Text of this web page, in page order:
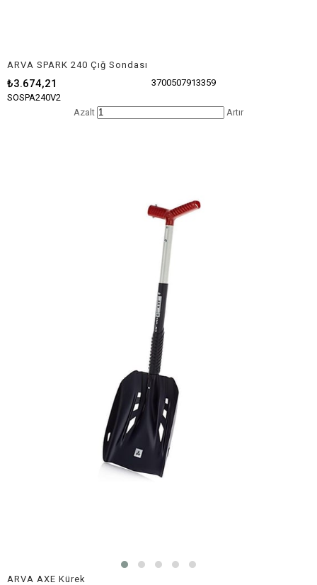
ARVA SPARK 240 Çığ Sondası
₺3.674,21
SOSPA240V2
3700507913359
Azalt Artır
ARVA AXE Kürek